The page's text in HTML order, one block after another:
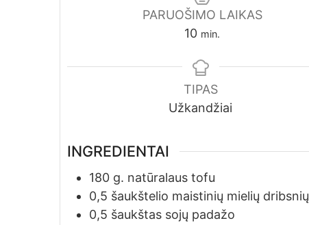
PARUOŠIMO LAIKAS
10minutes
min.
TIPAS
Užkandžiai
INGREDIENTAI
180 g. natūralaus tofu
0,5 šaukštelio maistinių mielių dribsnių
0,5 šaukštas sojų padažo